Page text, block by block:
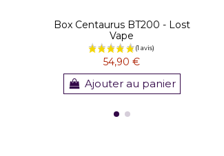
Box Centaurus BT200 - Lost
Vape
54,90 €
Ajouter au panier